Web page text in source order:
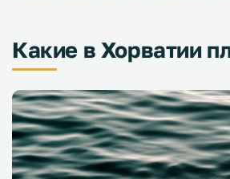
Какие в Хорватии